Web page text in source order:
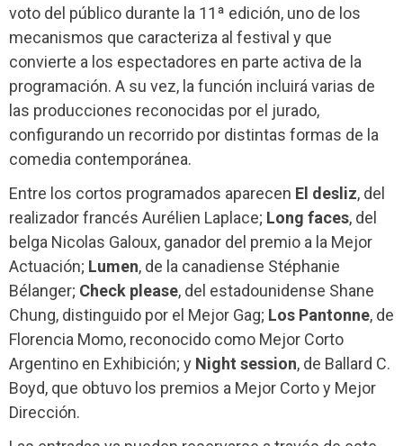
voto del público durante la 11ª edición, uno de los
mecanismos que caracteriza al festival y que
convierte a los espectadores en parte activa de la
programación. A su vez, la función incluirá varias de
las producciones reconocidas por el jurado,
configurando un recorrido por distintas formas de la
comedia contemporánea.
Entre los cortos programados aparecen El desliz, del
realizador francés Aurélien Laplace; Long faces, del
belga Nicolas Galoux, ganador del premio a la Mejor
Actuación; Lumen, de la canadiense Stéphanie
Bélanger; Check please, del estadounidense Shane
Chung, distinguido por el Mejor Gag; Los Pantonne, de
Florencia Momo, reconocido como Mejor Corto
Argentino en Exhibición; y Night session, de Ballard C.
Boyd, que obtuvo los premios a Mejor Corto y Mejor
Dirección.